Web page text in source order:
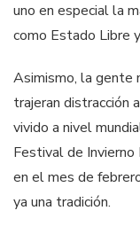
uno en especial la
como Estado Libre
Asimismo, la gente
trajeran distracción
vivido a nivel
Festival de Invierno
en el mes de
ya una tradición.